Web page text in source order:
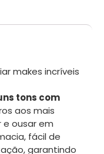
makes incríveis
tons com
aos mais
ousar em
fácil de
garantindo